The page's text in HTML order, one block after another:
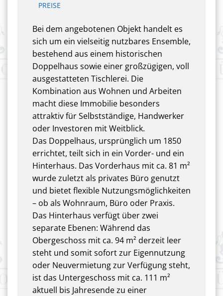
PREISE
Bei dem angebotenen Objekt handelt es
sich um ein vielseitig nutzbares Ensemble,
bestehend aus einem historischen
Doppelhaus sowie einer großzügigen, voll
ausgestatteten Tischlerei. Die
Kombination aus Wohnen und Arbeiten
macht diese Immobilie besonders
attraktiv für Selbstständige, Handwerker
oder Investoren mit Weitblick.
Das Doppelhaus, ursprünglich um 1850
errichtet, teilt sich in ein Vorder- und ein
Hinterhaus. Das Vorderhaus mit ca. 81 m²
wurde zuletzt als privates Büro genutzt
und bietet flexible Nutzungsmöglichkeiten
– ob als Wohnraum, Büro oder Praxis.
Das Hinterhaus verfügt über zwei
separate Ebenen: Während das
Obergeschoss mit ca. 94 m² derzeit leer
steht und somit sofort zur Eigennutzung
oder Neuvermietung zur Verfügung steht,
ist das Untergeschoss mit ca. 111 m²
aktuell bis Jahresende zu einer